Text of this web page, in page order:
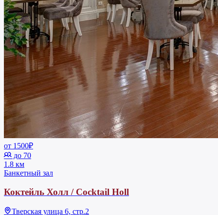
от 1500₽
до 70
1.8 км
Банкетный зал
Коктейль Холл / Cocktail Holl
Тверская улица 6, стр.2